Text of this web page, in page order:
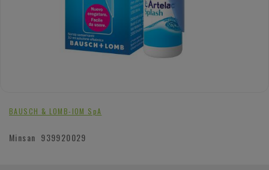
BAUSCH & LOMB-IOM SpA
Minsan 939920029